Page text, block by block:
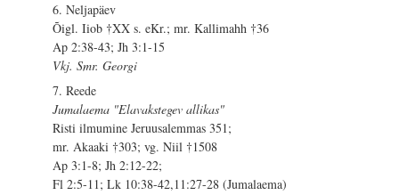
6. Neljapäev
Õigl. Iiob †XX s. eKr.; mr. Kallimahh †36
Ap 2:38-43; Jh 3:1-15
Vkj. Smr. Georgi
7. Reede
Jumalaema "Elavakstegev allikas"
Risti ilmumine Jeruusalemmas 351;
mr. Akaaki †303; vg. Niil †1508
Ap 3:1-8; Jh 2:12-22;
Fl 2:5-11; Lk 10:38-42,11:27-28 (Jumalaema)